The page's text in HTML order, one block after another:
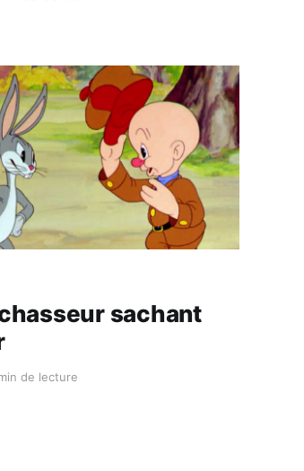
sachant
de lecture